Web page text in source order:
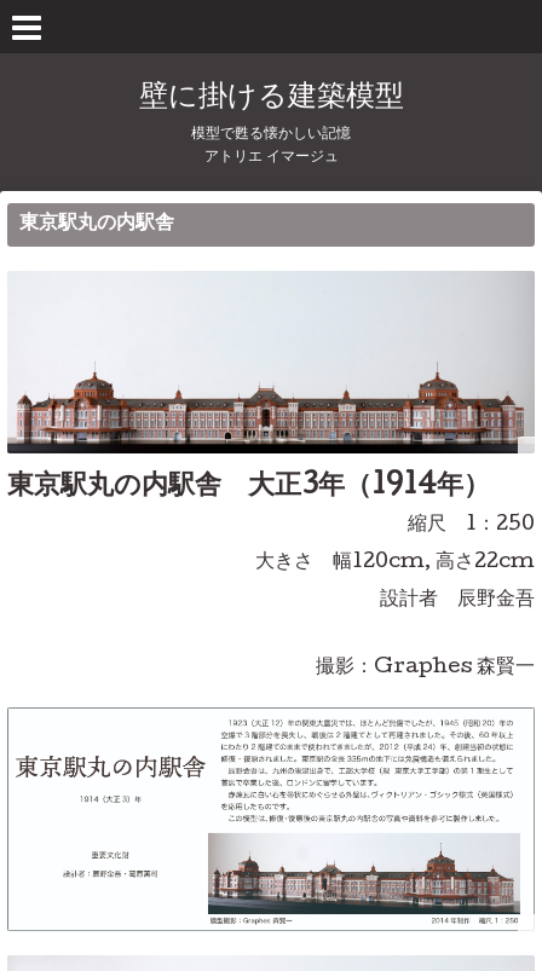
壁に掛ける建築模型
模型で甦る懐かしい記憶
アトリエ イマージュ
東京駅丸の内駅舎
東京駅丸の内駅舎 大正3年（1914年）
縮尺 1：250
大きさ 幅120cm, 高さ22cm
設計者 辰野金吾
撮影：Graphes 森賢一